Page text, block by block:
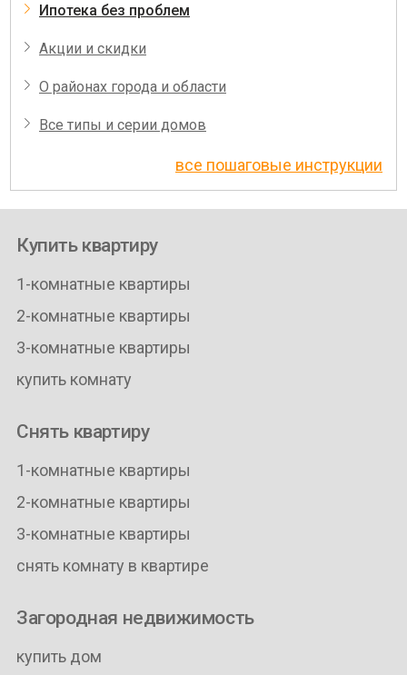
Ипотека без проблем
Акции и скидки
О районах города и области
Все типы и серии домов
все пошаговые инструкции
Купить квартиру
1-комнатные квартиры
2-комнатные квартиры
3-комнатные квартиры
купить комнату
Снять квартиру
1-комнатные квартиры
2-комнатные квартиры
3-комнатные квартиры
снять комнату в квартире
Загородная недвижимость
купить дом